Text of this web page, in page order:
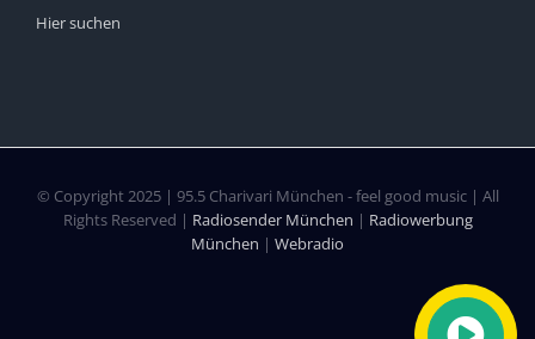
Hier suchen
© Copyright 2025 | 95.5 Charivari München - feel good music | All
Rights Reserved | Radiosender München | Radiowerbung
München | Webradio